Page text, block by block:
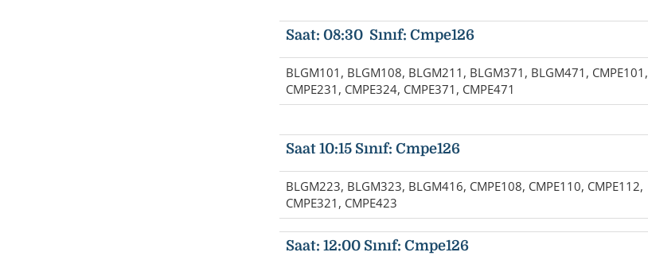
Saat: 08:30 Sınıf: Cmpe126
BLGM101, BLGM108, BLGM211, BLGM371, BLGM471, CMPE101,
CMPE231, CMPE324, CMPE371, CMPE471
Saat 10:15 Sınıf: Cmpe126
BLGM223, BLGM323, BLGM416, CMPE108, CMPE110, CMPE112,
CMPE321, CMPE423
Saat: 12:00 Sınıf: Cmpe126